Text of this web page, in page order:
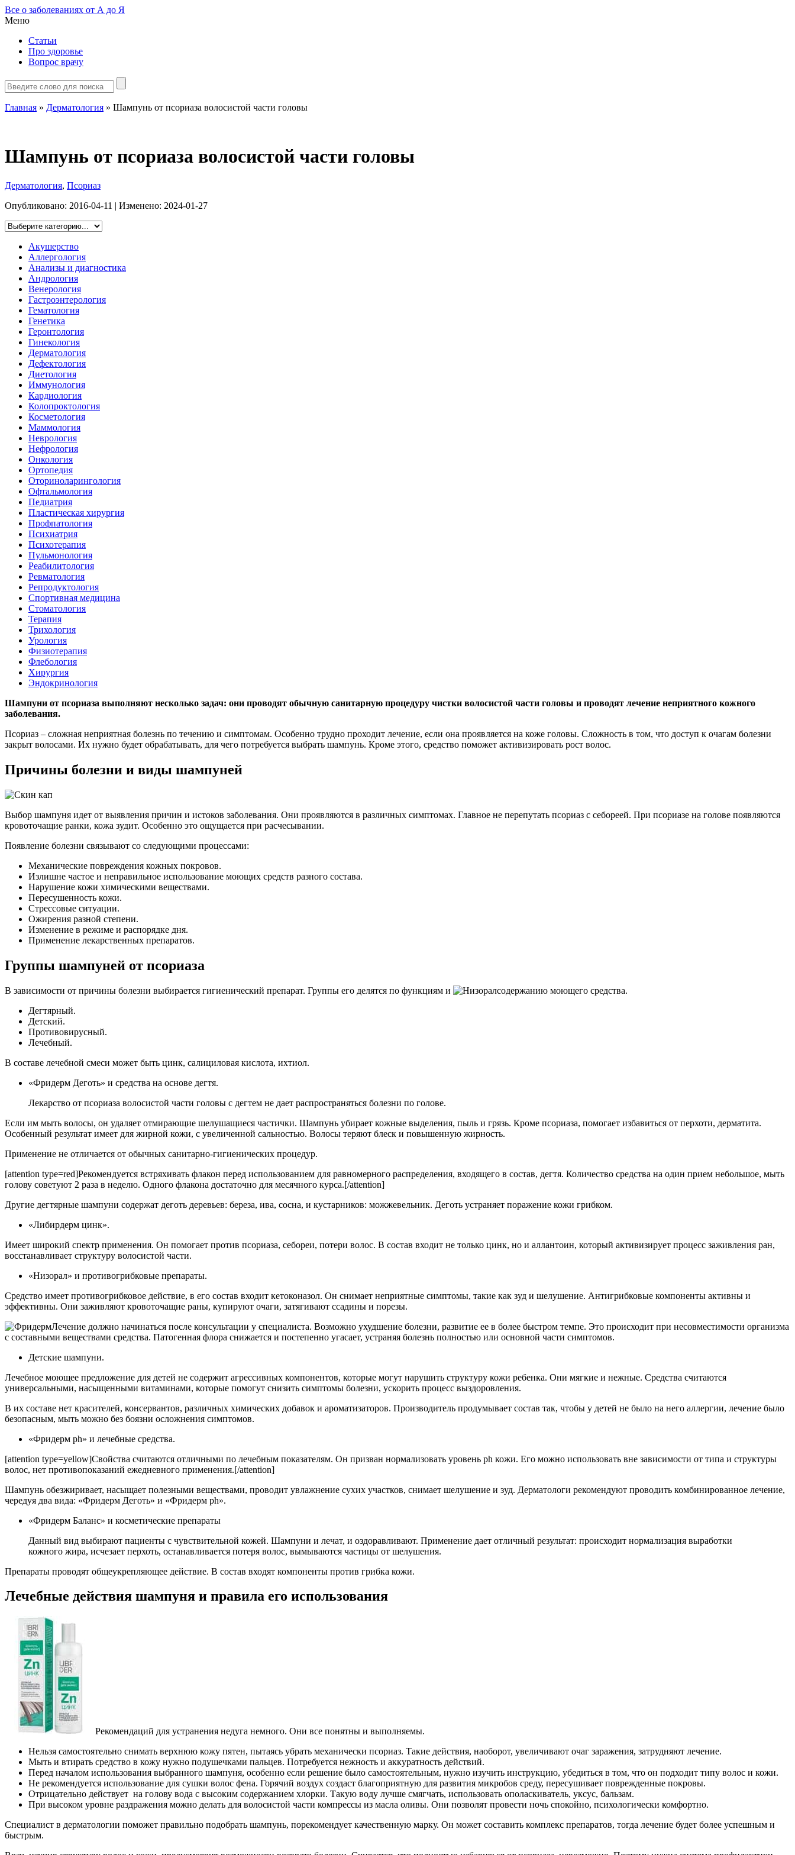
Все о заболеваниях от А до Я
Меню
Статьи
Про здоровье
Вопрос врачу
Главная » Дерматология » Шампунь от псориаза волосистой части головы
Шампунь от псориаза волосистой части головы
Дерматология, Псориаз
Опубликовано: 2016-04-11 | Изменено: 2024-01-27
Акушерство
Аллергология
Анализы и диагностика
Андрология
Венерология
Гастроэнтерология
Гематология
Генетика
Геронтология
Гинекология
Дерматология
Дефектология
Диетология
Иммунология
Кардиология
Колопроктология
Косметология
Маммология
Неврология
Нефрология
Онкология
Ортопедия
Оториноларингология
Офтальмология
Педиатрия
Пластическая хирургия
Профпатология
Психиатрия
Психотерапия
Пульмонология
Реабилитология
Ревматология
Репродуктология
Спортивная медицина
Стоматология
Терапия
Трихология
Урология
Физиотерапия
Флебология
Хирургия
Эндокринология
Шампуни от псориаза выполняют несколько задач: они проводят обычную санитарную процедуру чистки волосистой части головы и проводят лечение неприятного кожного
заболевания.
Псориаз – сложная неприятная болезнь по течению и симптомам. Особенно трудно проходит лечение, если она проявляется на коже головы. Сложность в том, что доступ к очагам болезни
закрыт волосами. Их нужно будет обрабатывать, для чего потребуется выбрать шампунь. Кроме этого, средство поможет активизировать рост волос.
Причины болезни и виды шампуней
Выбор шампуня идет от выявления причин и истоков заболевания. Они проявляются в различных симптомах. Главное не перепутать псориаз с себореей. При псориазе на голове появляются
кровоточащие ранки, кожа зудит. Особенно это ощущается при расчесывании.
Появление болезни связывают со следующими процессами:
Механические повреждения кожных покровов.
Излишне частое и неправильное использование моющих средств разного состава.
Нарушение кожи химическими веществами.
Пересушенность кожи.
Стрессовые ситуации.
Ожирения разной степени.
Изменение в режиме и распорядке дня.
Применение лекарственных препаратов.
Группы шампуней от псориаза
В зависимости от причины болезни выбирается гигиенический препарат. Группы его делятся по функциям и
содержанию моющего средства.
Дегтярный.
Детский.
Противовирусный.
Лечебный.
В составе лечебной смеси может быть цинк, салициловая кислота, ихтиол.
«Фридерм Деготь» и средства на основе дегтя.
Лекарство от псориаза волосистой части головы с дегтем не дает распространяться болезни по голове.
Если им мыть волосы, он удаляет отмирающие шелушащиеся частички. Шампунь убирает кожные выделения, пыль и грязь. Кроме псориаза, помогает избавиться от перхоти, дерматита.
Особенный результат имеет для жирной кожи, с увеличенной сальностью. Волосы теряют блеск и повышенную жирность.
Применение не отличается от обычных санитарно-гигиенических процедур.
[attention type=red]Рекомендуется встряхивать флакон перед использованием для равномерного распределения, входящего в состав, дегтя. Количество средства на один прием небольшое, мыть
голову советуют 2 раза в неделю. Одного флакона достаточно для месячного курса.[/attention]
Другие дегтярные шампуни содержат деготь деревьев: береза, ива, сосна, и кустарников: можжевельник. Деготь устраняет поражение кожи грибком.
«Либирдерм цинк».
Имеет широкий спектр применения. Он помогает против псориаза, себореи, потери волос. В состав входит не только цинк, но и аллантоин, который активизирует процесс заживления ран,
восстанавливает структуру волосистой части.
«Низорал» и противогрибковые препараты.
Средство имеет противогрибковое действие, в его состав входит кетоконазол. Он снимает неприятные симптомы, такие как зуд и шелушение. Антигрибковые компоненты активны и
эффективны. Они заживляют кровоточащие раны, купируют очаги, затягивают ссадины и порезы.
Лечение должно начинаться после консультации у специалиста. Возможно ухудшение болезни, развитие ее в более быстром темпе. Это происходит при несовместимости организма
с составными веществами средства. Патогенная флора снижается и постепенно угасает, устраняя болезнь полностью или основной части симптомов.
Детские шампуни.
Лечебное моющее предложение для детей не содержит агрессивных компонентов, которые могут нарушить структуру кожи ребенка. Они мягкие и нежные. Средства считаются
универсальными, насыщенными витаминами, которые помогут снизить симптомы болезни, ускорить процесс выздоровления.
В их составе нет красителей, консервантов, различных химических добавок и ароматизаторов. Производитель продумывает состав так, чтобы у детей не было на него аллергии, лечение было
безопасным, мыть можно без боязни осложнения симптомов.
«Фридерм ph» и лечебные средства.
[attention type=yellow]Свойства считаются отличными по лечебным показателям. Он призван нормализовать уровень ph кожи. Его можно использовать вне зависимости от типа и структуры
волос, нет противопоказаний ежедневного применения.[/attention]
Шампунь обезжиривает, насыщает полезными веществами, проводит увлажнение сухих участков, снимает шелушение и зуд. Дерматологи рекомендуют проводить комбинированное лечение,
чередуя два вида: «Фридерм Деготь» и «Фридерм ph».
«Фридерм Баланс» и косметические препараты
Данный вид выбирают пациенты с чувствительной кожей. Шампуни и лечат, и оздоравливают. Применение дает отличный результат: происходит нормализация выработки
кожного жира, исчезает перхоть, останавливается потеря волос, вымываются частицы от шелушения.
Препараты проводят общеукрепляющее действие. В состав входят компоненты против грибка кожи.
Лечебные действия шампуня и правила его использования
Рекомендаций для устранения недуга немного. Они все понятны и выполняемы.
Нельзя самостоятельно снимать верхнюю кожу пятен, пытаясь убрать механически псориаз. Такие действия, наоборот, увеличивают очаг заражения, затрудняют лечение.
Мыть и втирать средство в кожу нужно подушечками пальцев. Потребуется нежность и аккуратность действий.
Перед началом использования выбранного шампуня, особенно если решение было самостоятельным, нужно изучить инструкцию, убедиться в том, что он подходит типу волос и кожи.
Не рекомендуется использование для сушки волос фена. Горячий воздух создаст благоприятную для развития микробов среду, пересушивает поврежденные покровы.
Отрицательно действует на голову вода с высоким содержанием хлорки. Такую воду лучше смягчать, использовать ополаскиватель, уксус, бальзам.
При высоком уровне раздражения можно делать для волосистой части компрессы из масла оливы. Они позволят провести ночь спокойно, психологически комфортно.
Специалист в дерматологии поможет правильно подобрать шампунь, порекомендует качественную марку. Он может составить комплекс препаратов, тогда лечение будет более успешным и
быстрым.